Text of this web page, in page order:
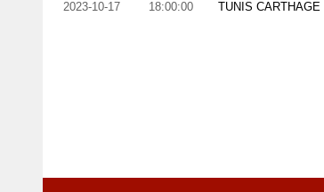
2023-10-17 18:00:00 TUNIS CARTHAGE